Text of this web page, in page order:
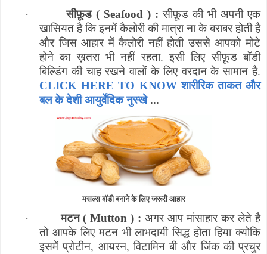
· सीफ़ूड ( Seafood ) : सीफ़ूड की भी अपनी एक
खासियत है कि इनमें कैलोरी की मात्रा ना के बराबर होती है
और जिस आहार में कैलोरी नहीं होती उससे आपको मोटे
होने का ख़तरा भी नहीं रहता. इसी लिए सीफ़ूड बॉडी
बिल्डिंग की चाह रखने वालों के लिए वरदान के सामान है.
CLICK HERE TO KNOW शारीरिक ताकत और
बल के देशी आयुर्वेदिक नुस्खे...
मसल्स बॉडी बनाने के लिए जरूरी आहार
· मटन ( Mutton) : अगर आप मांसाहार कर लेते है
तो आपके लिए मटन भी लाभदायी सिद्ध होता हिया क्योकि
इसमें प्रोटीन, आयरन,विटामिन बी और जिंक की प्रचुर